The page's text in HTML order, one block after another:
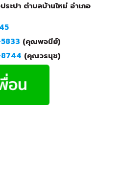
ะปา ตำบลบ้านใหม่ อำเภอ
(คุณพจนีย์)
(คุณวรนุช)